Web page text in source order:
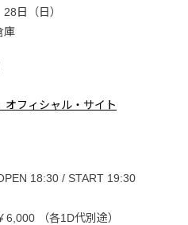
日（日）
庫
オフィシャル・サイト
18:30 / START 19:30
（各1D代別途）